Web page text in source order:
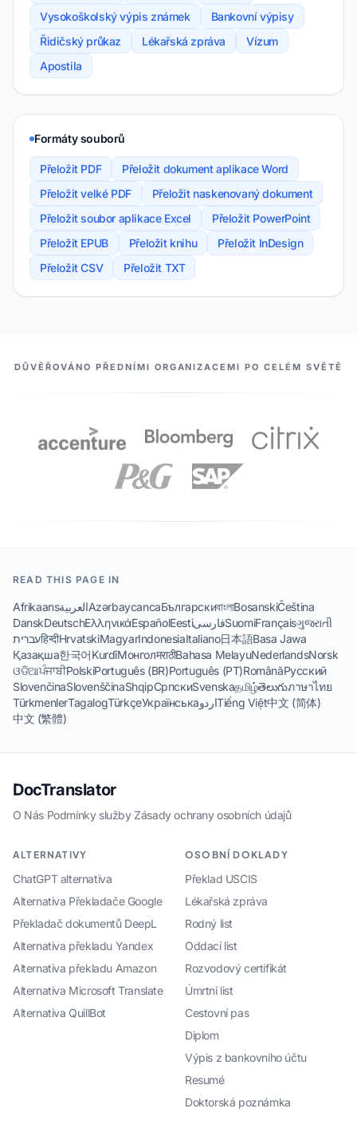
Vysokoškolský výpis známek
Bankovní výpisy
Řidičský průkaz
Lékařská zpráva
Vízum
Apostila
Formáty souborů
Přeložit PDF
Přeložit dokument aplikace Word
Přeložit velké PDF
Přeložit naskenovaný dokument
Přeložit soubor aplikace Excel
Přeložit PowerPoint
Přeložit EPUB
Přeložit knihu
Přeložit InDesign
Přeložit CSV
Přeložit TXT
NAŠI PARTNEŘI
DŮVĚŘOVÁNO PŘEDNÍMI ORGANIZACEMI PO CELÉM SVĚTĚ
READ THIS PAGE IN
AfrikaansالعربيةAzərbaycancaБългарскиবাংলাBosanskiČeština
DanskDeutschΕλληνικάEspañolEestiفارسیSuomiFrançaisગુજરાતી
עבריתहिन्दीHrvatskiMagyarIndonesiaItaliano日本語Basa Jawa
Қазақша한국어KurdîМонголमराठीBahasa MelayuNederlandsNorsk
ଓଡିଆਪੰਜਾਬੀPolskiPortuguês (BR)Português (PT)RomânăРусский
SlovenčinaSlovenščinaShqipСрпскиSvenskaதமிழ்తెలుగుภาษาไทย
TürkmenlerTagalogTürkçeУкраїнськаاردوTiếng Việt中文 (简体)
中文 (繁體)
DocTranslator
O Nás·Podmínky služby·Zásady ochrany osobních údajů
ALTERNATIVY
ChatGPT alternativa
Alternativa Překladače Google
Překladač dokumentů DeepL
Alternativa překladu Yandex
Alternativa překladu Amazon
Alternativa Microsoft Translate
Alternativa QuillBot
OSOBNÍ DOKLADY
Překlad USCIS
Lékařská zpráva
Rodný list
Oddací list
Rozvodový certifikát
Úmrtní list
Cestovní pas
Diplom
Výpis z bankovního účtu
Resumé
Doktorská poznámka